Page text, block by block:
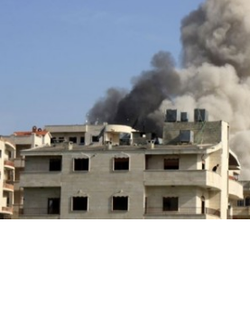
Bitlis
Bolu
Burdur
Bursa
Çanakkale
Çankırı